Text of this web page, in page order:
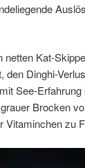
netten Kat-
den Dinghi-
See-
Brocken
Vitaminchen zu